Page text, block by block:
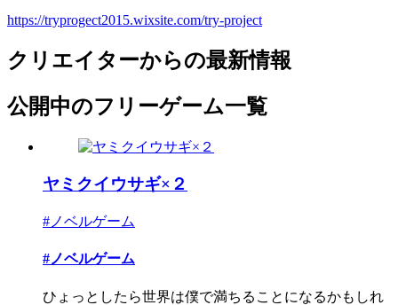
https://tryprogect2015.wixsite.com/try-project
クリエイターからの最新情報
公開中のフリーゲーム一覧
ヤミクイウサギ×２
#ノベルゲーム
#ノベルゲーム
ひょっとしたら世界は僕で満ちることになるかもしれ